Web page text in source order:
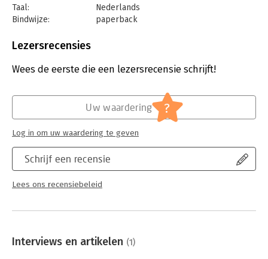
ambitie
- Een vernieuwend boek met moderne
- Een handzaam boek voor leidinggevenden in organisaties
Taal:
Nederlands
Bindwijze:
paperback
Uitgever:
Verschijningsdatum:
4-7-2024
Algemeen management
Lezersrecensies
Wees de eerste die een lezersrecensie schrijft!
Schrijf een recensie
Lees ons recensiebeleid
Uw waardering ?
Log in om uw waardering te geven
Interviews en artikelen (1)